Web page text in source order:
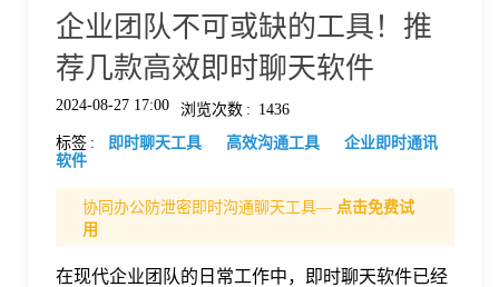
企业团队不可或缺的工具！推
荐几款高效即时聊天软件
2024-08-27 17:00 浏览次数 : 1436
标签 : 即时聊天工具 高效沟通工具
企业即时通讯
软件
协同办公防泄密即时沟通聊天工具— 点击免费试
用
在现代企业团队的日常工作中，即时聊天软件已经